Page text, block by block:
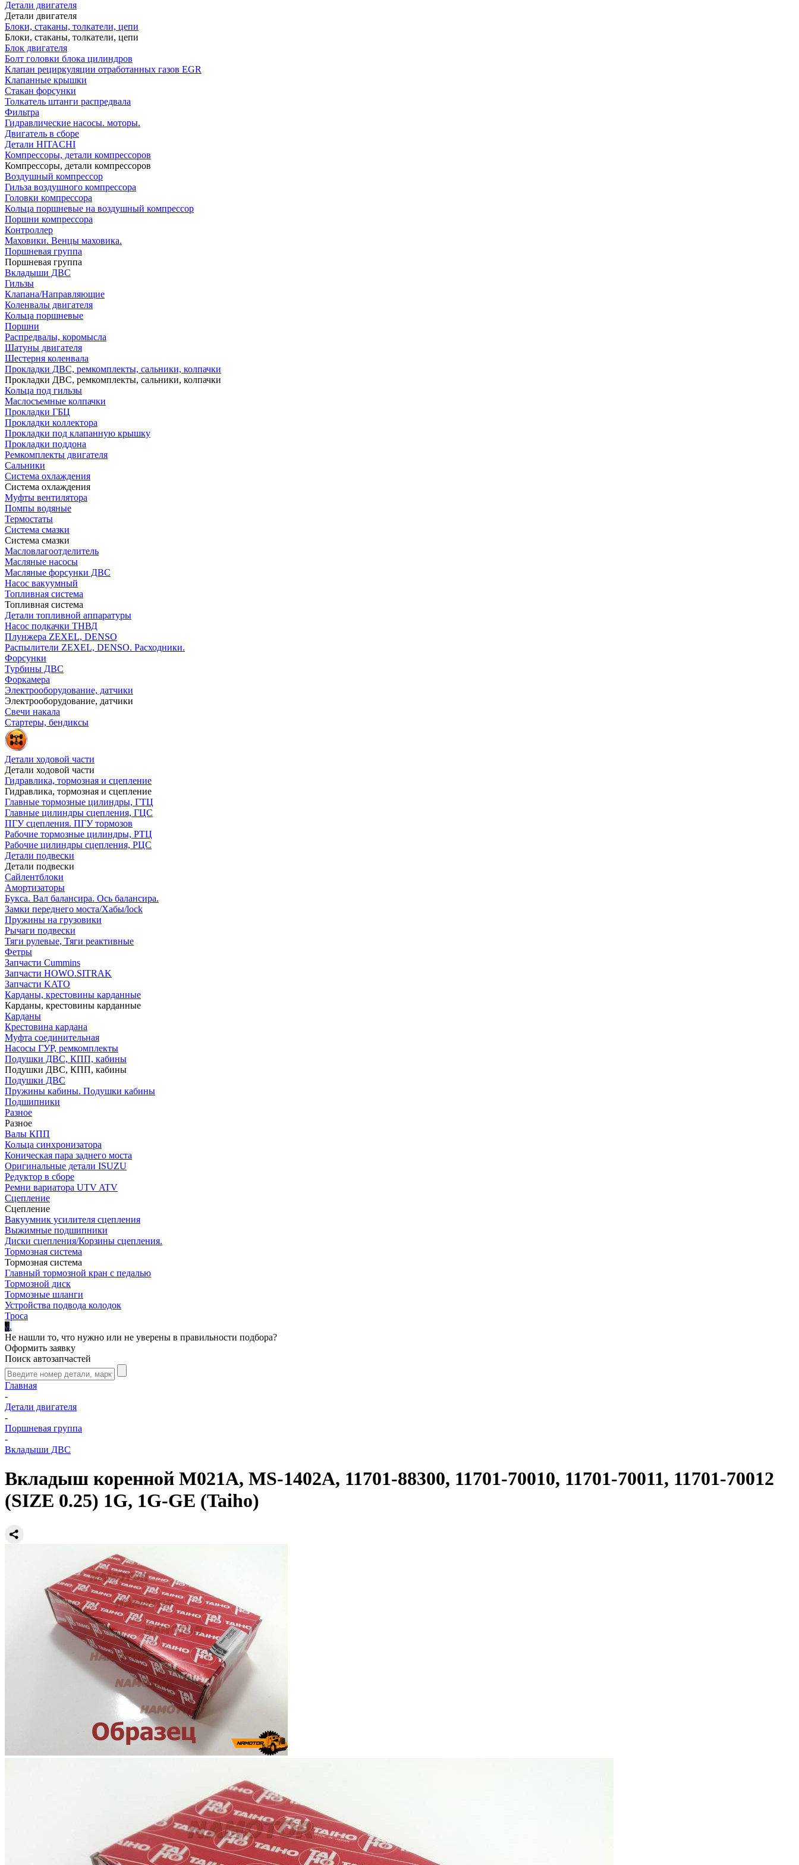
Детали двигателя
Детали двигателя
Блоки, стаканы, толкатели, цепи
Блоки, стаканы, толкатели, цепи
Блок двигателя
Болт головки блока цилиндров
Клапан рециркуляции отработанных газов EGR
Клапанные крышки
Стакан форсунки
Толкатель штанги распредвала
Фильтра
Гидравлические насосы. моторы.
Двигатель в сборе
Детали HITACHI
Компрессоры, детали компрессоров
Компрессоры, детали компрессоров
Воздушный компрессор
Гильза воздушного компрессора
Головки компрессора
Кольца поршневые на воздушный компрессор
Поршни компрессора
Контроллер
Маховики. Венцы маховика.
Поршневая группа
Поршневая группа
Вкладыши ДВС
Гильзы
Клапана/Направляющие
Коленвалы двигателя
Кольца поршневые
Поршни
Распредвалы, коромысла
Шатуны двигателя
Шестерня коленвала
Прокладки ДВС, ремкомплекты, сальники, колпачки
Прокладки ДВС, ремкомплекты, сальники, колпачки
Кольца под гильзы
Маслосъемные колпачки
Прокладки ГБЦ
Прокладки коллектора
Прокладки под клапанную крышку
Прокладки поддона
Ремкомплекты двигателя
Сальники
Система охлаждения
Система охлаждения
Муфты вентилятора
Помпы водяные
Термостаты
Система смазки
Система смазки
Масловлагоотделитель
Масляные насосы
Масляные форсунки ДВС
Насос вакуумный
Топливная система
Топливная система
Детали топливной аппаратуры
Насос подкачки ТНВД
Плунжера ZEXEL, DENSO
Распылители ZEXEL, DENSO. Расходники.
Форсунки
Турбины ДВС
Форкамера
Электрооборудование, датчики
Электрооборудование, датчики
Свечи накала
Стартеры, бендиксы
Детали ходовой части
Детали ходовой части
Гидравлика, тормозная и сцепление
Гидравлика, тормозная и сцепление
Главные тормозные цилиндры, ГТЦ
Главные цилиндры сцепления, ГЦС
ПГУ сцепления. ПГУ тормозов
Рабочие тормозные цилиндры, РТЦ
Рабочие цилиндры сцепления, РЦС
Детали подвески
Детали подвески
Cайлентблоки
Амортизаторы
Букса. Вал балансира. Ось балансира.
Замки переднего моста/Хабы/lock
Пружины на грузовики
Рычаги подвески
Тяги рулевые, Тяги реактивные
Фетры
Запчасти Cummins
Запчасти HOWO.SITRAK
Запчасти KATO
Карданы, крестовины карданные
Карданы, крестовины карданные
Карданы
Крестовина кардана
Муфта соединительная
Насосы ГУР, ремкомплекты
Подушки ДВС, КПП, кабины
Подушки ДВС, КПП, кабины
Подушки ДВС
Пружины кабины. Подушки кабины
Подшипники
Разное
Разное
Валы КПП
Кольца синхронизатора
Коническая пара заднего моста
Оригинальные детали ISUZU
Редуктор в сборе
Ремни вариатора UTV ATV
Сцепление
Сцепление
Вакуумник усилителя сцепления
Выжимные подшипники
Диски сцепления/Корзины сцепления.
Тормозная система
Тормозная система
Главный тормозной кран с педалью
Тормозной диск
Тормозные шланги
Устройства подвода колодок
Троса
...
Не нашли то, что нужно или не уверены в правильности подбора?
Оформить заявку
Поиск автозапчастей
Главная
-
Детали двигателя
-
Поршневая группа
-
Вкладыши ДВС
Вкладыш коренной M021A, MS-1402A, 11701-88300, 11701-70010, 11701-70011, 11701-70012
(SIZE 0.25) 1G, 1G-GE (Taiho)